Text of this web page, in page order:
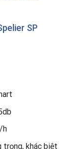
SP
h
trọng, khác biệt